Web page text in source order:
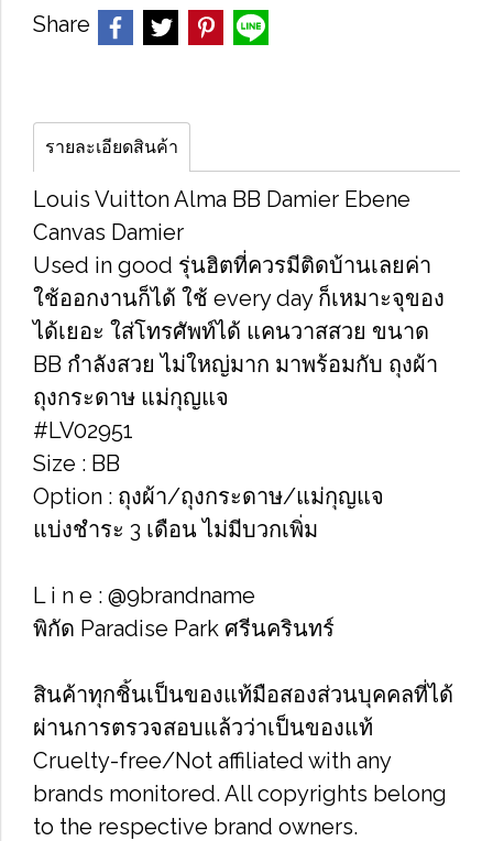
Share
รายละเอียดสินค้า
Louis Vuitton Alma BB Damier Ebene
Canvas Damier
Used in good รุ่นฮิตที่ควรมีติดบ้านเลยค่า
ใช้ออกงานก็ได้ ใช้ every day ก็เหมาะจุของ
ได้เยอะ ใส่โทรศัพท์ได้ แคนวาสสวย ขนาด
BB กำลังสวย ไม่ใหญ่มาก มาพร้อมกับ ถุงผ้า
ถุงกระดาษ แม่กุญแจ
#LV02951
Size : BB
Option : ถุงผ้า/ถุงกระดาษ/แม่กุญแจ
แบ่งชำระ 3 เดือน ไม่มีบวกเพิ่ม
L i n e : @9brandname
พิกัด Paradise Park ศรีนครินทร์
สินค้าทุกชิ้นเป็นของแท้มือสองส่วนบุคคลที่ได้
ผ่านการตรวจสอบแล้วว่าเป็นของแท้
Cruelty-free/Not affiliated with any
brands monitored. All copyrights belong
to the respective brand owners.